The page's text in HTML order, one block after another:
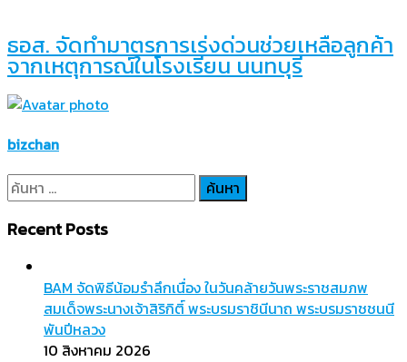
ธอส. จัดทำมาตรการเร่งด่วนช่วยเหลือลูกค้า
จากเหตุการณ์ในโรงเรียน นนทบุรี
bizchan
ค้นหา
สำหรับ:
Recent Posts
BAM จัดพิธีน้อมรำลึกเนื่อง ในวันคล้ายวันพระราชสมภพ
สมเด็จพระนางเจ้าสิริกิติ์ พระบรมราชินีนาถ พระบรมราชชนนี
พันปีหลวง
10 สิงหาคม 2026